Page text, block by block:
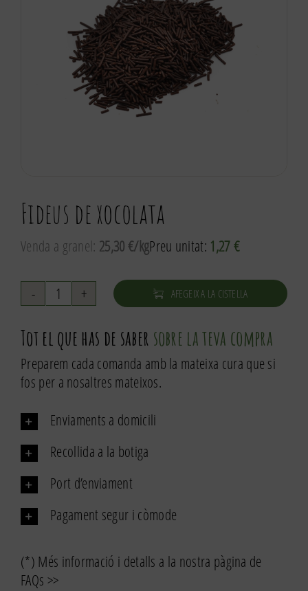
Fideus de xocolata
Venda a granel: 25,30 €/kgPreu unitat: 1,27€
quantitat
Fideus
de
xocolata
AFEGEIX A LA CISTELLA
Tot el que has de saber sobre la teva compra
Preparem cada comanda amb la mateixa cura que si
fos per a nosaltres mateixos.
Enviaments a domicili
Recollida a la botiga
Port d’enviament
Pagament segur i còmode
(*) Més informació i detalls a la nostra pàgina de
FAQs >>